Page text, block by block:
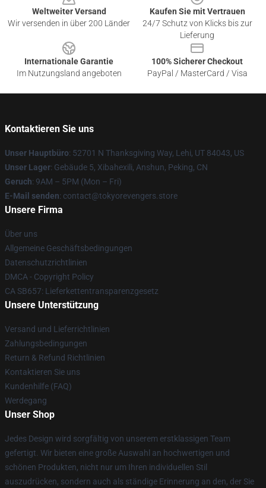
Weltweiter Versand
Wir versenden in über 200 Länder
Kaufen Sie mit Vertrauen
24/7 Schutz von Klicks bis zur
Lieferung
Internationale Garantie
Im Nutzungsland angeboten
100% Sicherer Checkout
PayPal / MasterCard / Visa
Kontaktieren Sie uns
Unser Hauptbüro: 52701 N Thanksgiving Way, Lehi, UT 84043, US
Unser Lager: Gebäude 5, Xibahexili, Anshun, Peking, CN
Geruch: 9AM – 5PM (Mon – Fri)
E-Mail senden: contact@tokyorevengers.store
Unsere Firma
Über uns
Allgemeine Geschäftsbedingungen
Datenschutzrichtlinien
DMCA - Copyright Policy
CA SB657: Lieferkettentransparenzgesetz
Unsere Unterstützung
Versand und Lieferrichtlinien
Zahlungsbedingungen
Return & Refund Richtlinien
Kontaktieren Sie uns
Kundenhilfe (FAQ)
Werdegang
Unser Shop
Jedes Design wird sorgfältig von unserem erstklassigen Team
gefertigt. Wir bieten eine große Auswahl an hochwertigen und
schönen Produkten, nicht nur um Ihren individuellen Stil
auszudrücken, sondern auch als ständige Erinnerung an den, der Sie